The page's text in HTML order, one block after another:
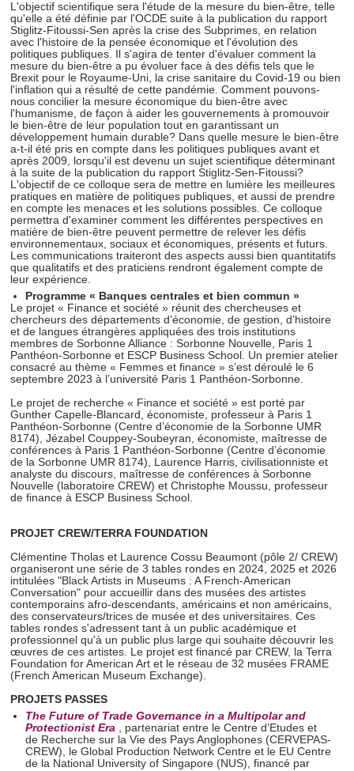
L'objectif scientifique sera l'étude de la mesure du bien-être, telle
qu'elle a été définie par l'OCDE suite à la publication du rapport
Stiglitz-Fitoussi-Sen après la crise des Subprimes, en relation
avec l'histoire de la pensée économique et l'évolution des
politiques publiques. Il s'agira de tenter d'évaluer comment la
mesure du bien-être a pu évoluer face à des défis tels que le
Brexit pour le Royaume-Uni, la crise sanitaire du Covid-19 ou bien
l'inflation qui a résulté de cette pandémie. Comment pouvons-
nous concilier la mesure économique du bien-être avec
l'humanisme, de façon à aider les gouvernements à promouvoir
le bien-être de leur population tout en garantissant un
développement humain durable? Dans quelle mesure le bien-être
a-t-il été pris en compte dans les politiques publiques avant et
après 2009, lorsqu'il est devenu un sujet scientifique déterminant
à la suite de la publication du rapport Stiglitz-Sen-Fitoussi?
L'objectif de ce colloque sera de mettre en lumière les meilleures
pratiques en matière de politiques publiques, et aussi de prendre
en compte les menaces et les solutions possibles. Ce colloque
permettra d'examiner comment les différentes perspectives en
matière de bien-être peuvent permettre de relever les défis
environnementaux, sociaux et économiques, présents et futurs.
Les communications traiteront des aspects aussi bien quantitatifs
que qualitatifs et des praticiens rendront également compte de
leur expérience.
Programme « Banques centrales et bien commun »
Le projet « Finance et société » réunit des chercheuses et
chercheurs des départements d’économie, de gestion, d’histoire
et de langues étrangères appliquées des trois institutions
membres de Sorbonne Alliance : Sorbonne Nouvelle, Paris 1
Panthéon-Sorbonne et ESCP Business School. Un premier atelier
consacré au thème « Femmes et finance » s’est déroulé le 6
septembre 2023 à l’université Paris 1 Panthéon-Sorbonne.
Le projet de recherche « Finance et société » est porté par
Gunther Capelle-Blancard, économiste, professeur à Paris 1
Panthéon-Sorbonne (Centre d’économie de la Sorbonne UMR
8174), Jézabel Couppey-Soubeyran, économiste, maîtresse de
conférences à Paris 1 Panthéon-Sorbonne (Centre d’économie
de la Sorbonne UMR 8174), Laurence Harris, civilisationniste et
analyste du discours, maîtresse de conférences à Sorbonne
Nouvelle (laboratoire CREW) et Christophe Moussu, professeur
de finance à ESCP Business School.
PROJET CREW/TERRA FOUNDATION
Clémentine Tholas et Laurence Cossu Beaumont (pôle 2/ CREW)
organiseront une série de 3 tables rondes en 2024, 2025 et 2026
intitulées "Black Artists in Museums : A French-American
Conversation" pour accueillir dans des musées des artistes
contemporains afro-descendants, américains et non américains,
des conservateurs/trices de musée et des universitaires. Ces
tables rondes s'adressent tant à un public académique et
professionnel qu'à un public plus large qui souhaite découvrir les
œuvres de ces artistes. Le projet est financé par CREW, la Terra
Foundation for American Art et le réseau de 32 musées FRAME
(French American Museum Exchange).
PROJETS PASSES
The Future of Trade Governance in a Multipolar and
Protectionist Era , partenariat entre le Centre d’Etudes et
de Recherche sur la Vie des Pays Anglophones (CERVEPAS-
CREW), le Global Production Network Centre et le EU Centre
de la National University of Singapore (NUS), financé par